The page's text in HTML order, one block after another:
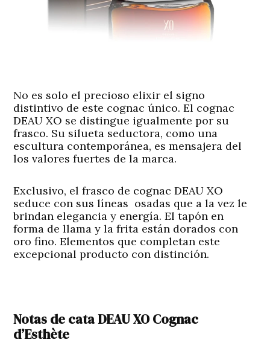
No es solo el precioso elixir el signo
distintivo de este cognac único. El cognac
DEAU XO se distingue igualmente por su
frasco. Su silueta seductora, como una
escultura contemporánea, es mensajera del
los valores fuertes de la marca.
Exclusivo, el frasco de cognac DEAU XO
seduce con sus líneas osadas que a la vez le
brindan elegancia y energía. El tapón en
forma de llama y la frita están dorados con
oro fino. Elementos que completan este
excepcional producto con distinción.
Notas de cata DEAU XO Cognac
d’Esthète